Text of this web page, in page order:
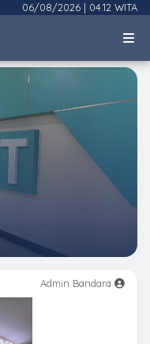
06/08/2026 | 04.12 WITA
Admin Bandara